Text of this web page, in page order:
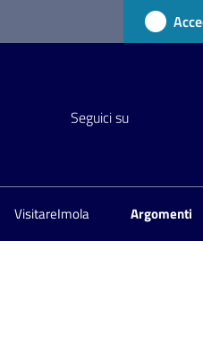
Seguici su
VisitareImola Argomenti